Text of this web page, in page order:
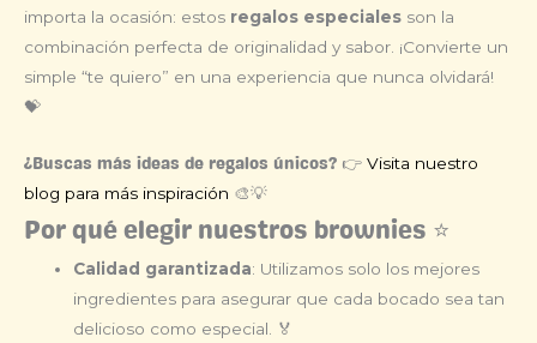
importa la ocasión: estos regalos especiales son la
combinación perfecta de originalidad y sabor. ¡Convierte un
simple “te quiero” en una experiencia que nunca olvidará!
💝
¿Buscas más ideas de regalos únicos? 👉 Visita nuestro
blog para más inspiración 🎨💡
Por qué elegir nuestros brownies ⭐
Calidad garantizada: Utilizamos solo los mejores
ingredientes para asegurar que cada bocado sea tan
delicioso como especial. 🏅